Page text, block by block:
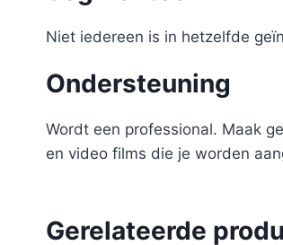
Niet iedereen is in hetzelfde
Ondersteuning
Wordt een professional. Maak
en video films die je worden
Gerelateerde